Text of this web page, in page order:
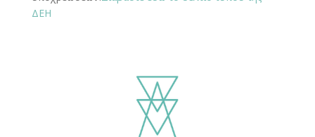
ΔΕΗ